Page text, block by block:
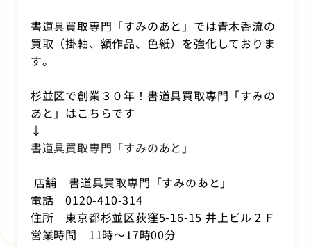
書道具買取専門「すみのあと」では青木香流の
買取（掛軸、額作品、色紙）を強化しておりま
す。
杉並区で創業３０年！書道具買取専門「すみの
あと」はこちらです
↓
書道具買取専門「すみのあと」
店舗 書道具買取専門「すみのあと」
電話 0120-410-314
住所 東京都杉並区荻窪5-16-15 井上ビル２Ｆ
営業時間 11時～17時00分